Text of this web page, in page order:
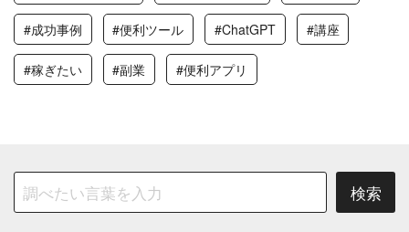
#成功事例 #便利ツール #ChatGPT #講座
#稼ぎたい #副業 #便利アプリ